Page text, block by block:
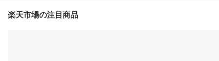
楽天市場の注目商品